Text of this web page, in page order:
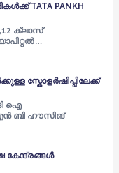
TATA PANKH
,12 ക്ലാസ്
…
സ്കോളർഷിപ്പിലേക്ക്
ഐ
ബി ഹൗസിങ്
കേന്ദ്രങ്ങൾ